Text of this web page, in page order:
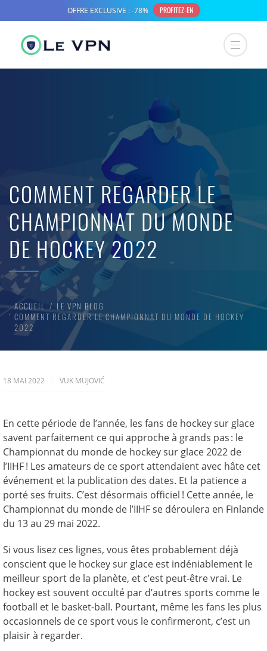
COMMENT REGARDER LE
CHAMPIONNAT DU MONDE
DE HOCKEY 2022
ACCUEIL
LE VPN BLOG
COMMENT REGARDER LE CHAMPIONNAT DU MONDE DE HOCKEY
2022
18 MAI 2022 VUK MUJOVIĆ
En cette période de l’année, les fans de hockey sur glace
savent parfaitement ce qui approche à grands pas : le
Championnat du monde de hockey sur glace 2022 de
l’IIHF ! Les amateurs de ce sport attendaient avec hâte cet
événement et la publication des dates. Et la patience a
porté ses fruits. C’est désormais officiel ! Cette année, le
Championnat du monde de l’IIHF se déroulera en Finlande
du 13 au 29 mai 2022.
Si vous lisez ces lignes, vous êtes probablement déjà
conscient que le hockey sur glace est indéniablement le
meilleur sport de la planète, et c’est peut-être vrai. Le
hockey est souvent occulté par d’autres sports comme le
football et le basket-ball. Pourtant, même les fans les plus
occasionnels de ce sport vous le confirmeront, c’est un
plaisir à regarder.